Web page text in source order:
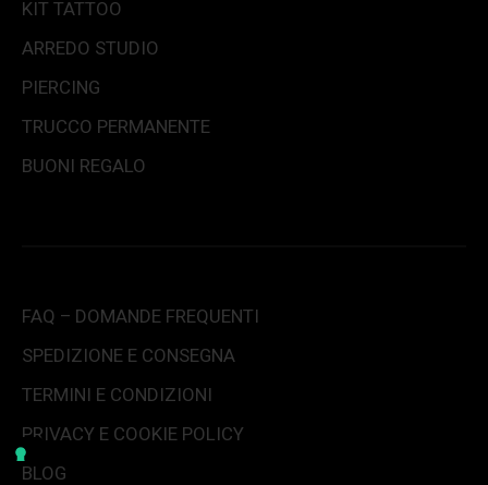
KIT TATTOO
ARREDO STUDIO
PIERCING
TRUCCO PERMANENTE
BUONI REGALO
FAQ – DOMANDE FREQUENTI
SPEDIZIONE E CONSEGNA
TERMINI E CONDIZIONI
PRIVACY E COOKIE POLICY
BLOG